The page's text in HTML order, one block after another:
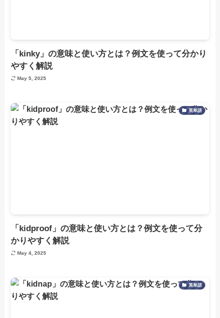
「kinky」の意味と使い方とは？例文を使って分かり
やすく解説
May 5, 2025
英単語
「kidproof」の意味と使い方とは？例文を使って分
かりやすく解説
May 4, 2025
英単語